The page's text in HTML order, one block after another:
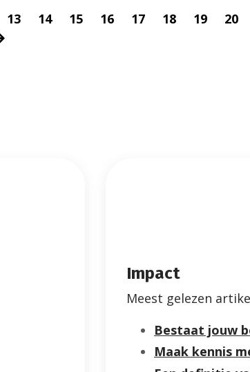
13 14 15 16 17 18 19
20
Impact
Meest gelezen
Bestaat jouw
Maak kennis